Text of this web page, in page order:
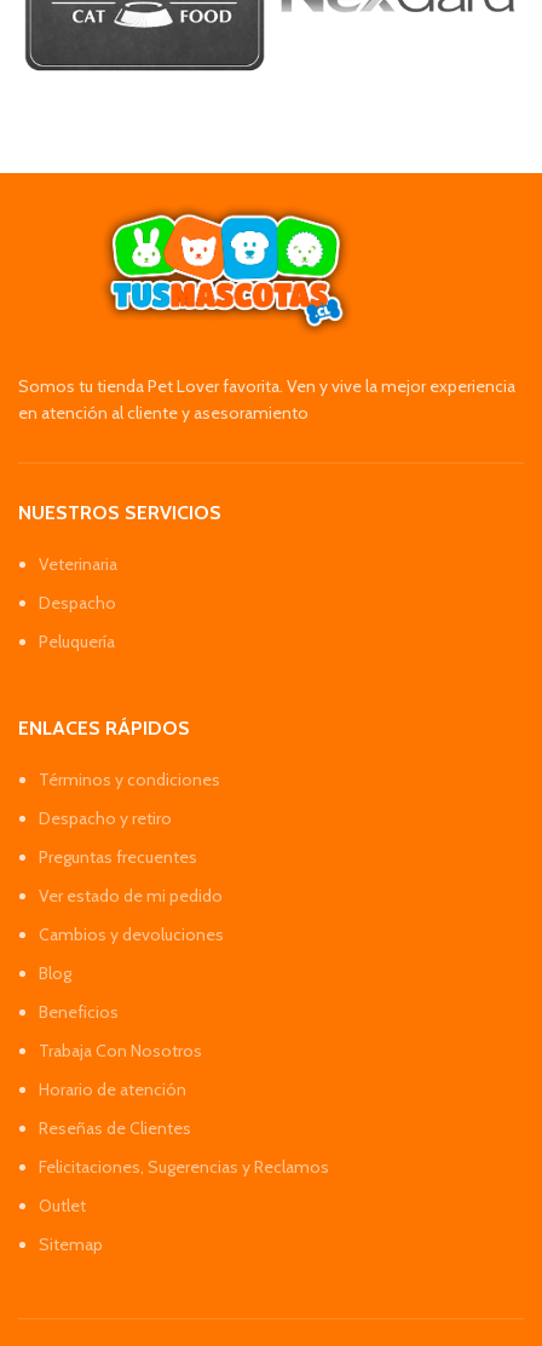
Somos tu tienda Pet Lover favorita. Ven y vive la mejor experiencia
en atención al cliente y asesoramiento
NUESTROS SERVICIOS
Veterinaria
Despacho
Peluquería
ENLACES RÁPIDOS
Términos y condiciones
Despacho y retiro
Preguntas frecuentes
Ver estado de mi pedido
Cambios y devoluciones
Blog
Beneficios
Trabaja Con Nosotros
Horario de atención
Reseñas de Clientes
Felicitaciones, Sugerencias y Reclamos
Outlet
Sitemap